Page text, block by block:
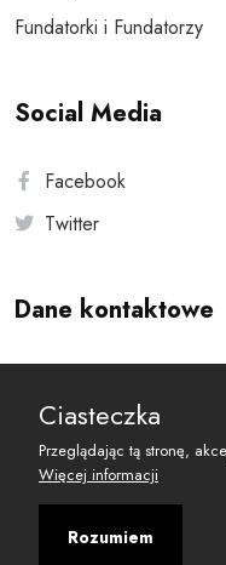
Fundatorki i Fundatorzy
Social Media
Facebook
Twitter
Dane kontaktowe
Ciasteczka
Przeglądając tą stronę,
Więcej informacji
Rozumiem